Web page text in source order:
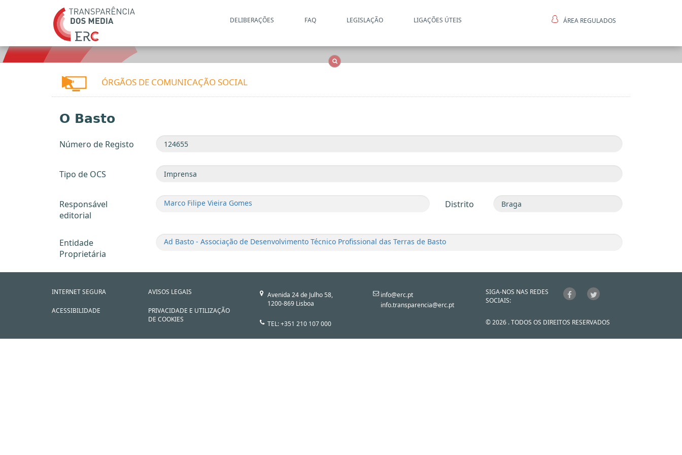
DELIBERAÇÕES FAQ LEGISLAÇÃO LIGAÇÕES ÚTEIS ÁREA REGULADOS
ÓRGÃOS DE COMUNICAÇÃO SOCIAL
O Basto
Número de Registo
Tipo de OCS
Responsável
editorial
Marco Filipe Vieira Gomes Distrito
Entidade
Proprietária
Ad Basto - Associação de Desenvolvimento Técnico Profissional das Terras de Basto
INTERNET SEGURA
ACESSIBILIDADE
AVISOS LEGAIS
PRIVACIDADE E UTILIZAÇÃO
DE COOKIES
Avenida 24 de Julho 58,
1200-869 Lisboa
TEL: +351 210 107 000
info@erc.pt
info.transparencia@erc.pt
SIGA-NOS NAS REDES
SOCIAIS:
© 2026 . TODOS OS DIREITOS RESERVADOS